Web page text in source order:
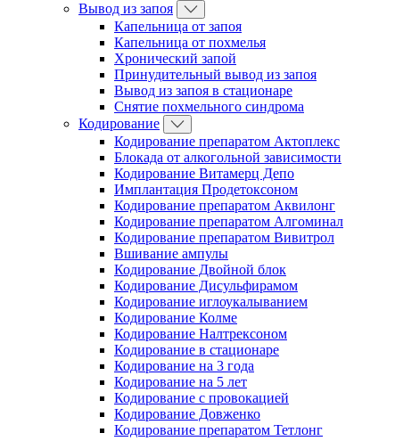
Вывод из запоя
Капельница от запоя
Капельница от похмелья
Хронический запой
Принудительный вывод из запоя
Вывод из запоя в стационаре
Снятие похмельного синдрома
Кодирование
Кодирование препаратом Актоплекс
Блокада от алкогольной зависимости
Кодирование Витамерц Депо
Имплантация Продетоксоном
Кодирование препаратом Аквилонг
Кодирование препаратом Алгоминал
Кодирование препаратом Вивитрол
Вшивание ампулы
Кодирование Двойной блок
Кодирование Дисульфирамом
Кодирование иглоукалыванием
Кодирование Колме
Кодирование Налтрексоном
Кодирование в стационаре
Кодирование на 3 года
Кодирование на 5 лет
Кодирование с провокацией
Кодирование Довженко
Кодирование препаратом Тетлонг